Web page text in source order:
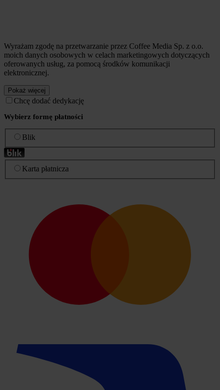
Wyrażam zgodę na przetwarzanie przez Coffee Media Sp. z o.o.
moich danych osobowych w celach marketingowych dotyczących
oferowanych usług, za pomocą środków komunikacji
elektronicznej.
Pokaż więcej
Chcę dodać dedykację
Wybierz formę płatności
Blik
Karta płatnicza